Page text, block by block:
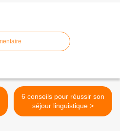
6 conseils pour réussir son
séjour linguistique >